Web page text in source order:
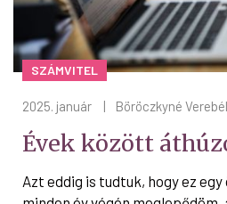
SZÁMVITEL
2025. január Böröczkyné
Évek között
Azt eddig is tudtuk, hogy ez